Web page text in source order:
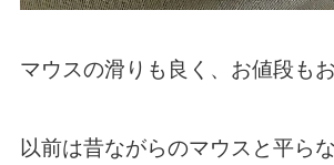
マウスの滑りも良く、お値段もお
以前は昔ながらのマウスと平ら